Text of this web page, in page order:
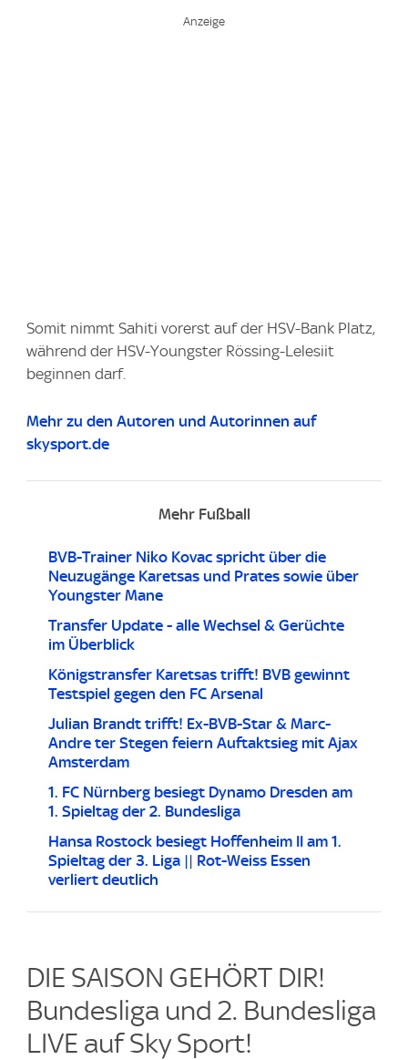
Somit nimmt Sahiti vorerst auf der HSV-Bank Platz,
während der HSV-Youngster Rössing-Lelesiit
beginnen darf.
Mehr zu den Autoren und Autorinnen auf
skysport.de
Mehr Fußball
BVB-Trainer Niko Kovac spricht über die
Neuzugänge Karetsas und Prates sowie über
Youngster Mane
Transfer Update - alle Wechsel & Gerüchte
im Überblick
Königstransfer Karetsas trifft! BVB gewinnt
Testspiel gegen den FC Arsenal
Julian Brandt trifft! Ex-BVB-Star & Marc-
Andre ter Stegen feiern Auftaktsieg mit Ajax
Amsterdam
1. FC Nürnberg besiegt Dynamo Dresden am
1. Spieltag der 2. Bundesliga
Hansa Rostock besiegt Hoffenheim II am 1.
Spieltag der 3. Liga || Rot-Weiss Essen
verliert deutlich
DIE SAISON GEHÖRT DIR!
Bundesliga und 2. Bundesliga
LIVE auf Sky Sport!